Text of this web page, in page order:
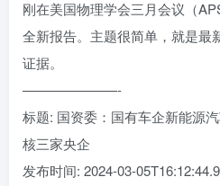
刚在美国物理学会三月会议（
全新报告。主题很简单，就是最
证据。
———————-
标题: 国资委：国有车企新能源
核三家央企
发布时间: 2024-03-